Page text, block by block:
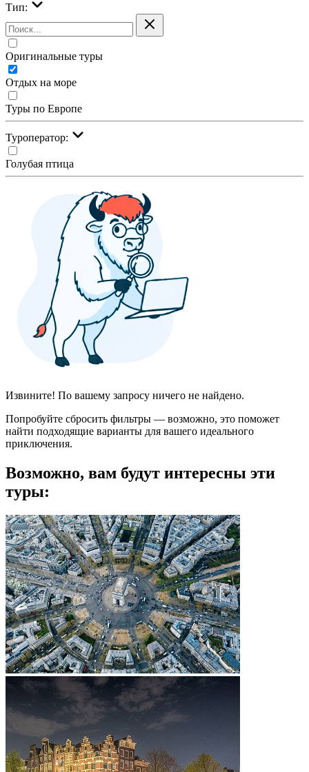
Тип:
Оригинальные туры
Отдых на море
Туры по Европе
Туроператор:
Голубая птица
Извините! По вашему запросу ничего не найдено.
Попробуйте сбросить фильтры — возможно, это поможет
найти подходящие варианты для вашего идеального
приключения.
Возможно, вам будут интересны эти
туры: